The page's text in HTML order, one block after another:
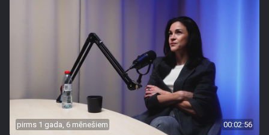
pirms 1 gada, 6 mēnešiem 00:02:56